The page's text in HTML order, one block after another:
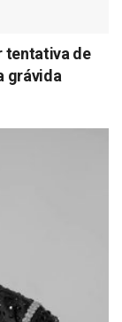
tentativa de
grávida